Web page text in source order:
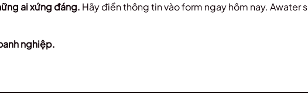
ai xứng đáng. Hãy điền thông tin vào form ngay hôm nay.
nghiệp.